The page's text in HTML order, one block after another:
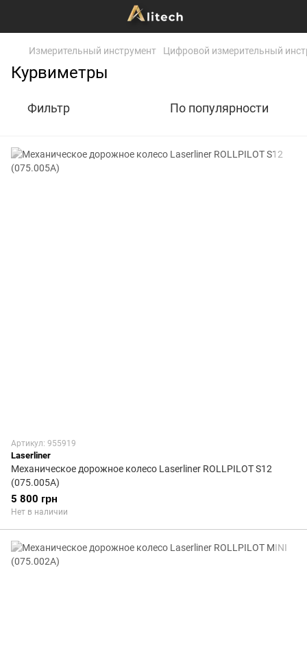
Измерительный инструмент Цифровой измерительный
Курвиметры
Фильтр По популярности
Артикул: 955919
Laserliner
Механическое дорожное колесо Laserliner ROLLPILOT S12
(075.005А)
5 800 грн
Нет в наличии